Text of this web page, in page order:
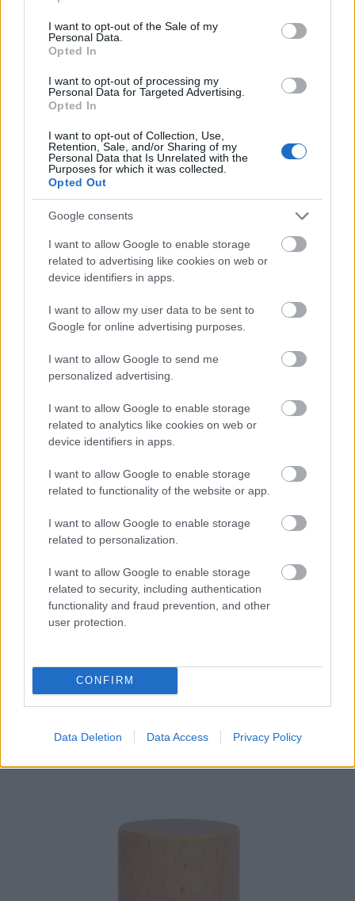
use your data for below specified purposes in below Google
consent section.
I want to opt-out of the Sale of my
Personal Data.
Opted In
I want to opt-out of processing my
Personal Data for Targeted Advertising.
Opted In
I want to opt-out of Collection, Use,
Retention, Sale, and/or Sharing of my
Personal Data that Is Unrelated with the
Purposes for which it was collected.
Opted Out
Google consents
I want to allow Google to enable storage
related to advertising like cookies on web or
device identifiers in apps.
I want to allow my user data to be sent to
Google for online advertising purposes.
I want to allow Google to send me
personalized advertising.
I want to allow Google to enable storage
related to analytics like cookies on web or
device identifiers in apps.
I want to allow Google to enable storage
related to functionality of the website or app.
I want to allow Google to enable storage
related to personalization.
I want to allow Google to enable storage
related to security, including authentication
functionality and fraud prevention, and other
user protection.
CONFIRM
Data Deletion Data Access Privacy Policy
Egy másik Tiktoker a következő kommenttel
posztolta ki csodás, otthon készült körmeit:
„Ti ezt
A trend egyébként szöges ellentéte a másik
irányzatnak körmök terén, ami pont az élénk
színekről, neonokról, mintákról szól ebben a
szezonban, így Hailey körmeit tekinthetjük akár az
őszi divat előfutárának is: talán a következő
rivaldafénybe?
Tündököljenek a kezek!
Könnyedén elkészítheted néhány egyszerű lépésből
otthon, saját magadnak is ezt a friss, természetes
hatású manikűrt. Gél lakk helyettnyugodtan
használj klasszikus körömlakkokat, és attól se riadj
vissza, hogy pár árnyalatot összekeverj! Arra
elegendő időt hagyj a különböző rétegeknek
száradásra, különben elkenődhet a gondosan